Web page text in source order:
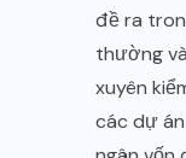
đề ra
thường
xuyên
các dự